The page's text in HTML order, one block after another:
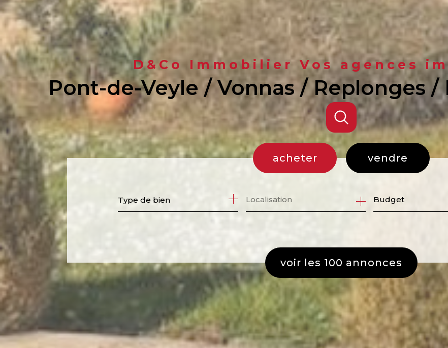
D&Co Immobilier Vos agences
Pont-de-Veyle / Vonnas / Replonges /
acheter
de l'immo pro
vendre
Type de bien Budget
voir les 100 annonces